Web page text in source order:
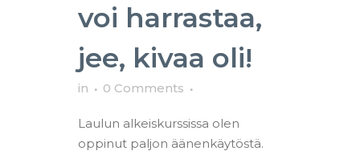
voi harrastaa,
jee, kivaa oli!
in 0 Comments
Laulun alkeiskurssissa olen
oppinut paljon äänenkäytöstä.